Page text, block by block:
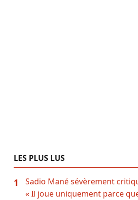
LES PLUS LUS
1
Sadio Mané sévèrement
« Il joue uniquement parce